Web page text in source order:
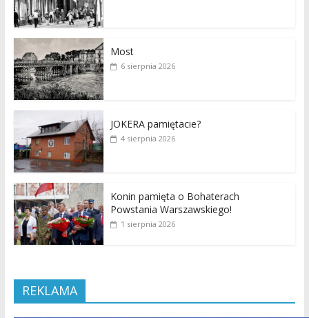
Most
6 sierpnia 2026
JOKERA pamiętacie?
4 sierpnia 2026
Konin pamięta o Bohaterach
Powstania Warszawskiego!
1 sierpnia 2026
REKLAMA